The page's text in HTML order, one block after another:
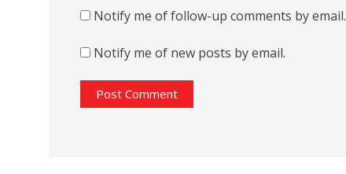
Notify me of follow-up comments by email.
Notify me of new posts by email.